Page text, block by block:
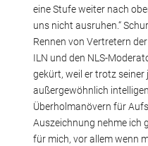
eine Stufe weiter nach
uns nicht ausruhen.“
Rennen von Vertretern
ILN und den NLS-
gekürt, weil er trotz seiner
außergewöhnlich
Überholmanövern für
Auszeichnung nehme ich
für mich, vor allem wenn